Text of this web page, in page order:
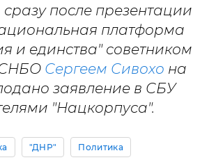
после презентации
платформа
и единства" советником
СНБО Сергеем Сивохо на
заявление в СБУ
"Нацкорпуса".
"ДНР" Политика